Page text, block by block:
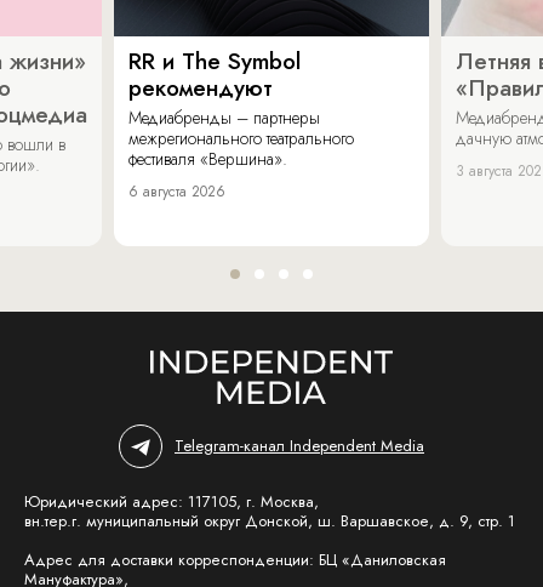
жизни»
вошли в
RR и The Symbol
рекомендуют
Медиабренды – партнеры
межрегионального театрального
фестиваля «Вершина».
6 августа 2026
Летняя
дачную
3 августа
Telegram-канал Independent Media
Юридический адрес: 117105, г. Москва,
вн.тер.г. муниципальный округ Донской, ш. Варшавское, д. 9, стр. 1
Адрес для доставки корреспонденции: БЦ «Даниловская
Мануфактура»,